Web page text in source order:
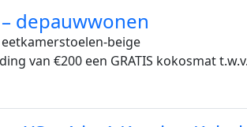
depauwwonen
eetkamerstoelen-beige
van €200 een GRATIS kokosmat